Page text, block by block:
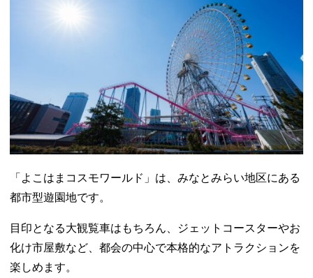
「よこはまコスモワールド」は、みなとみらい地区にある
都市型遊園地です。
目印となる大観覧車はもちろん、ジェットコースターやお
化け市屋敷など、都会の中心で本格的なアトラクションを
楽しめます。